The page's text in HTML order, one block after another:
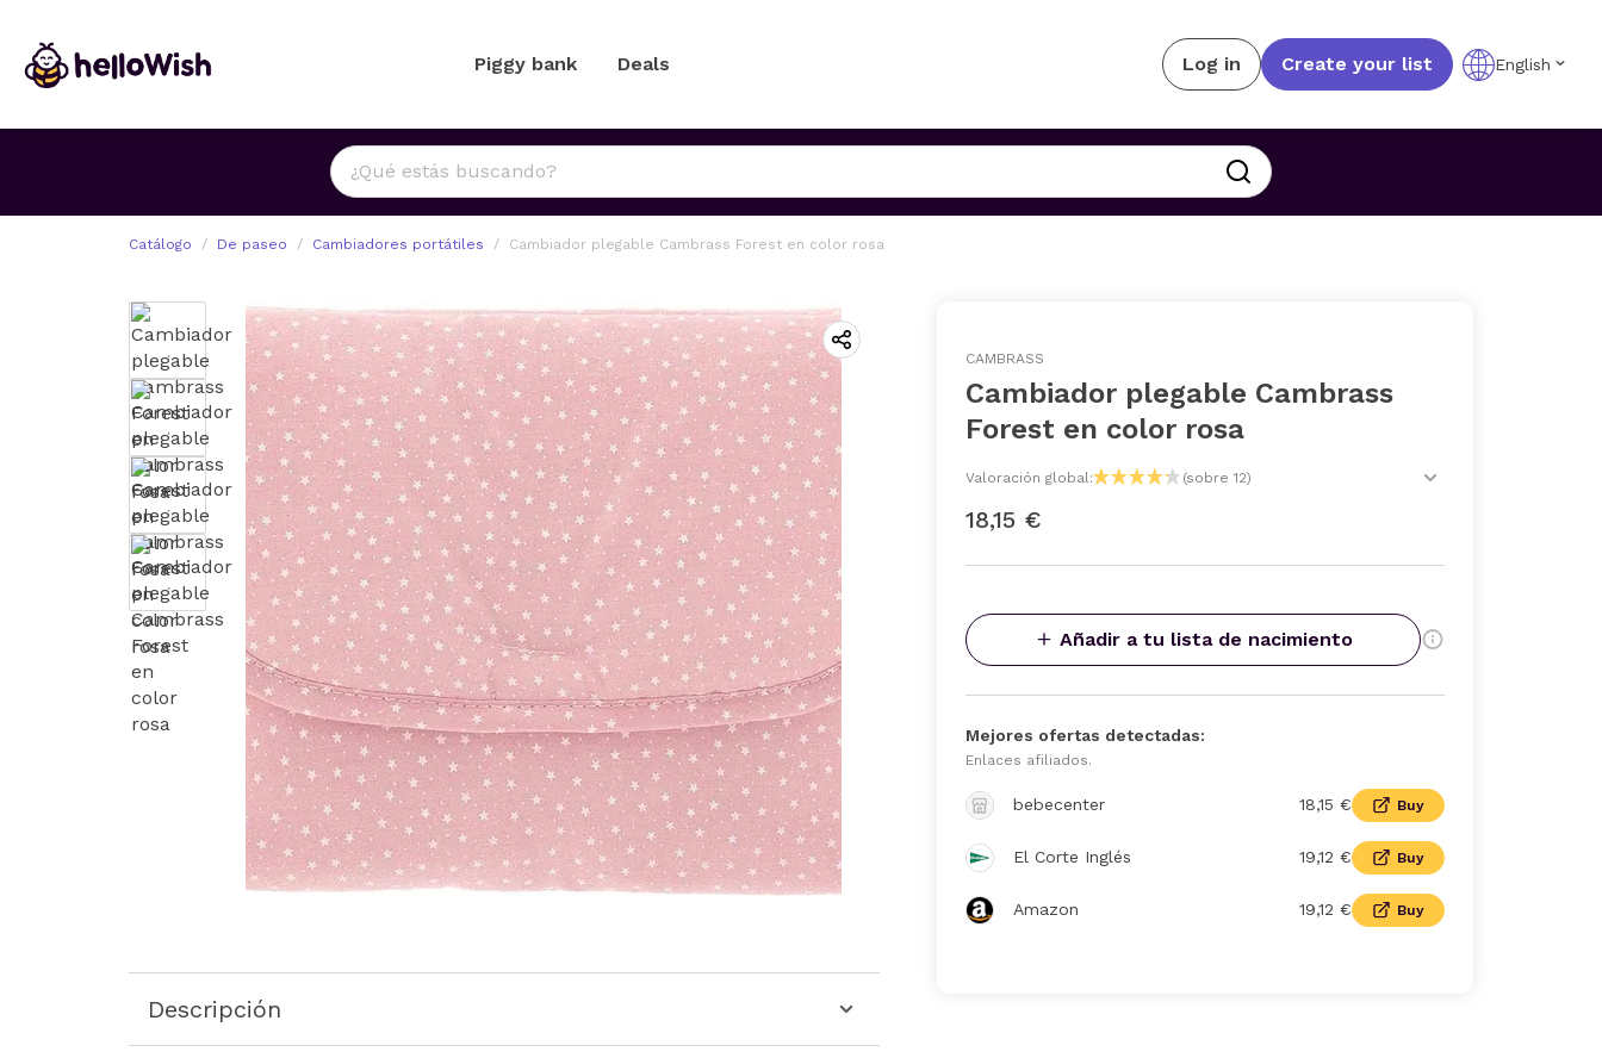
Piggy bank Deals Log in Create your list English
Catálogo De paseo Cambiadores portátiles Cambiador plegable Cambrass Forest en color rosa
Descripción
CAMBRASS
Cambiador plegable Cambrass
Forest en color rosa
Valoración global: (sobre 12)
18,15 €
Añadir a tu lista de nacimiento
Mejores ofertas detectadas:
Enlaces afiliados.
bebecenter 18,15 € Buy
El Corte Inglés 19,12 € Buy
Amazon 19,12 € Buy